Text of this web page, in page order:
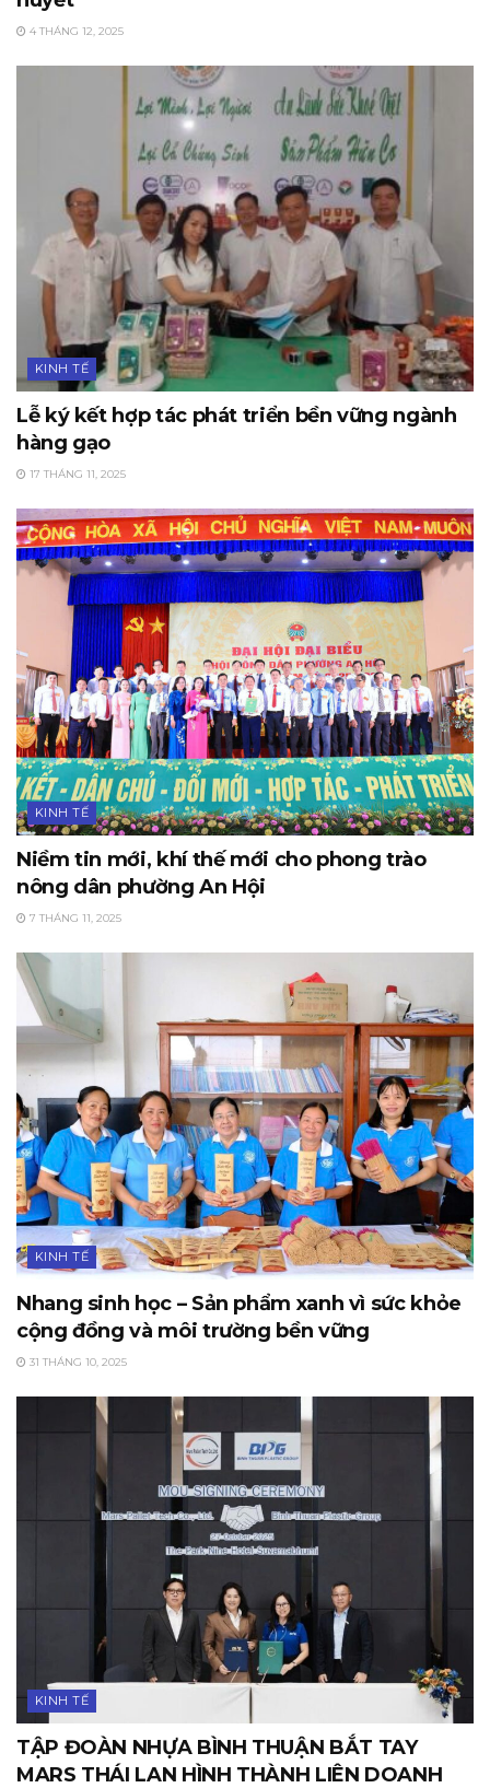
4 THÁNG 12, 2025
KINH TẾ
Lễ ký kết hợp tác phát triển bền vững ngành
hàng gạo
17 THÁNG 11, 2025
KINH TẾ
Niềm tin mới, khí thế mới cho phong trào
nông dân phường An Hội
7 THÁNG 11, 2025
KINH TẾ
Nhang sinh học – Sản phẩm xanh vì sức khỏe
cộng đồng và môi trường bền vững
31 THÁNG 10, 2025
KINH TẾ
TẬP ĐOÀN NHỰA BÌNH THUẬN BẮT TAY
MARS THÁI LAN HÌNH THÀNH LIÊN DOANH